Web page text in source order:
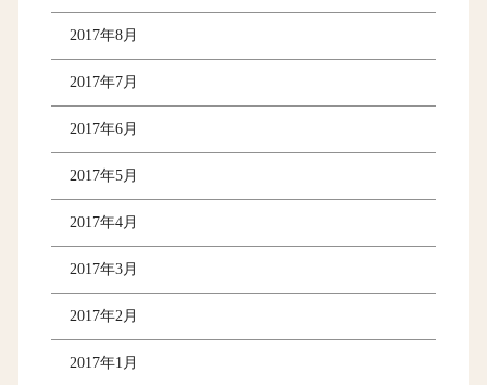
2017年8月
2017年7月
2017年6月
2017年5月
2017年4月
2017年3月
2017年2月
2017年1月